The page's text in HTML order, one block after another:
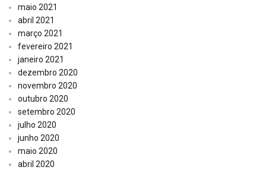
maio 2021
abril 2021
março 2021
fevereiro 2021
janeiro 2021
dezembro 2020
novembro 2020
outubro 2020
setembro 2020
julho 2020
junho 2020
maio 2020
abril 2020